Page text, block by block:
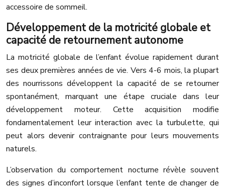
accessoire de sommeil.
Développement de la motricité globale et
capacité de retournement autonome
La motricité globale de l’enfant évolue rapidement durant
ses deux premières années de vie. Vers 4-6 mois, la plupart
des nourrissons développent la capacité de se retourner
spontanément, marquant une étape cruciale dans leur
développement moteur. Cette acquisition modifie
fondamentalement leur interaction avec la turbulette, qui
peut alors devenir contraignante pour leurs mouvements
naturels.
L’observation du comportement nocturne révèle souvent
des signes d’inconfort lorsque l’enfant tente de changer de